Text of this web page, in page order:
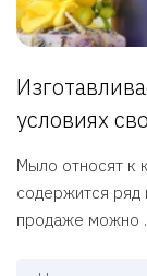
условиях
Мыло относят к
содержится ряд
продаже можно